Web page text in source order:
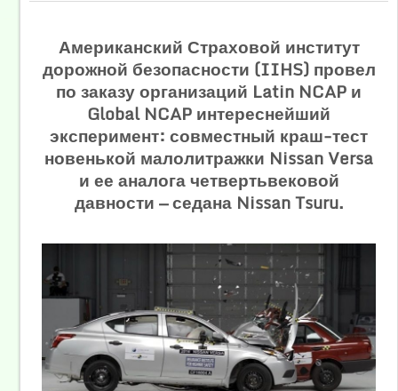
Американский Страховой институт
дорожной безопасности (IIHS) провел
по заказу организаций Latin NCAP и
Global NCAP интереснейший
эксперимент: совместный краш-тест
новенькой малолитражки Nissan Versa
и ее аналога четвертьвековой
давности — седана Nissan Tsuru.